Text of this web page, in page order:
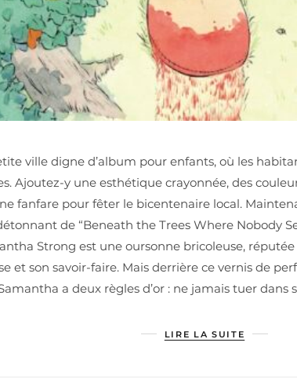
ville digne d’album pour enfants, où les
Ajoutez-y une esthétique crayonnée, des
fanfare pour fêter le bicentenaire local.
de “Beneath the Trees Where Nobody
Strong est une oursonne bricoleuse,
et son savoir-faire. Mais derrière ce vernis de
a deux règles d’or : ne jamais tuer dans
LIRE LA SUITE